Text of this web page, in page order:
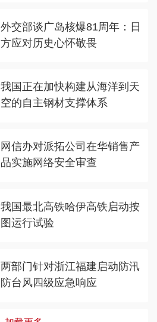
外交部谈广岛核爆81周年：日
方应对历史心怀敬畏
我国正在加快构建从海洋到天
空的自主钢材支撑体系
网信办对派拓公司在华销售产
品实施网络安全审查
我国最北高铁哈伊高铁启动按
图运行试验
两部门针对浙江福建启动防汛
防台风四级应急响应